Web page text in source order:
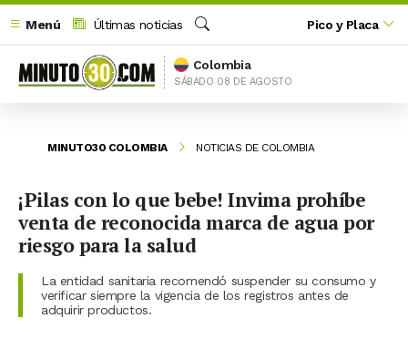
Menú
Últimas noticias
Buscar
Pico y Placa
Colombia
SÁBADO 08 DE AGOSTO
MINUTO30 COLOMBIA NOTICIAS DE COLOMBIA
¡Pilas con lo que bebe! Invima prohíbe
venta de reconocida marca de agua por
riesgo para la salud
La entidad sanitaria recomendó suspender su consumo y
verificar siempre la vigencia de los registros antes de
adquirir productos.